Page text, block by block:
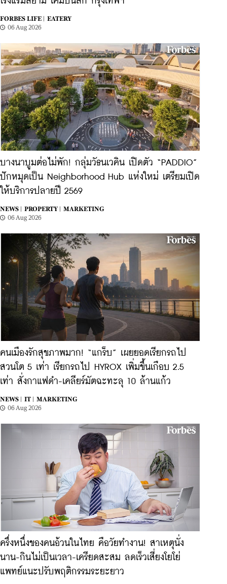
FORBES LIFE |
EATERY
06 Aug 2026
บางนาบูมต่อไม่พัก! กลุ่มวัธนเวคิน เปิดตัว “PADDIO”
ปักหมุดเป็น Neighborhood Hub แห่งใหม่ เตรียมเปิด
ให้บริการปลายปี 2569
NEWS | PROPERTY |
MARKETING
06 Aug 2026
คนเมืองรักสุขภาพมาก! “แกร็บ” เผยยอดเรียกรถไป
สวนโต 5 เท่า เรียกรถไป HYROX เพิ่มขึ้นเกือบ 2.5
เท่า สั่งกาแฟดำ-เคลียร์มัตฉะทะลุ 10 ล้านแก้ว
NEWS | IT |
MARKETING
06 Aug 2026
ครึ่งหนึ่งของคนอ้วนในไทย คือวัยทำงาน! สาเหตุนั่ง
นาน-กินไม่เป็นเวลา-เครียดสะสม ลดเร็วเสี่ยงโยโย่
แพทย์แนะปรับพฤติกรรมระยะยาว